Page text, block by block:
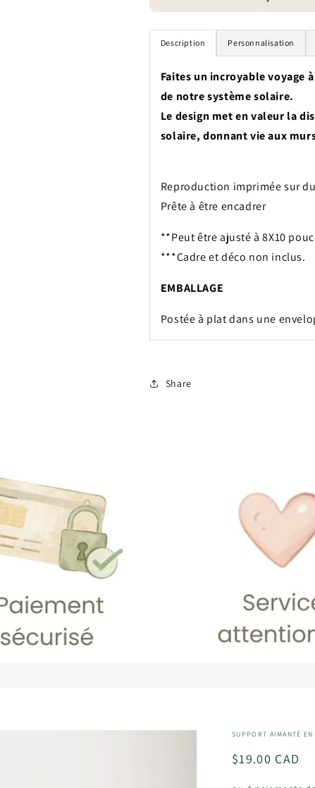
Affiches
enfant
Système
solaire
Affiches
enfant
-
Système
solaire
Description Personnalisation
Faites un incroyable voyage
de notre système solaire.
Le design met en valeur la
solaire, donnant vie aux
Reproduction imprimée sur
Prête à être encadrer
**Peut être ajusté à 8X10
***Cadre et déco non inclus.
EMBALLAGE
Postée à plat dans une
Share
SUPPORT AIMANTÉ
Prix
$19.00 CAD